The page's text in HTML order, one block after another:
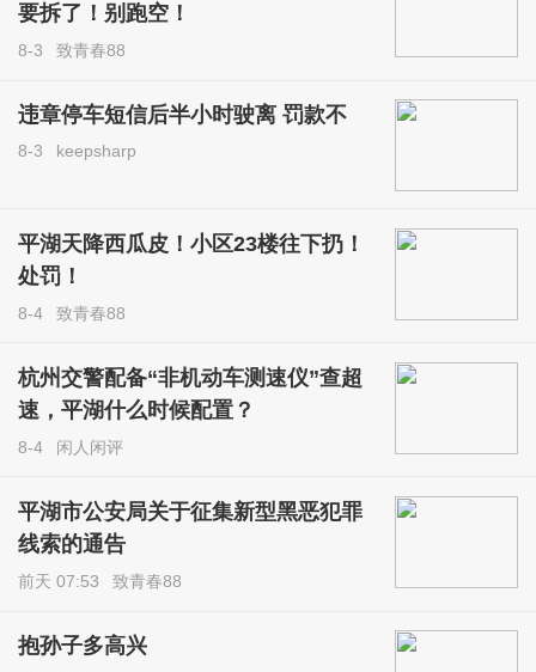
要拆了！别跑空！
8-3 致青春88
违章停车短信后半小时驶离 罚款不
8-3 keepsharp
平湖天降西瓜皮！小区23楼往下扔！
处罚！
8-4 致青春88
杭州交警配备“非机动车测速仪”查超
速，平湖什么时候配置？
8-4 闲人闲评
平湖市公安局关于征集新型黑恶犯罪
线索的通告
前天 07:53 致青春88
抱孙子多高兴